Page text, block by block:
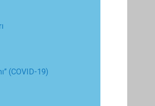
(COVID-19)